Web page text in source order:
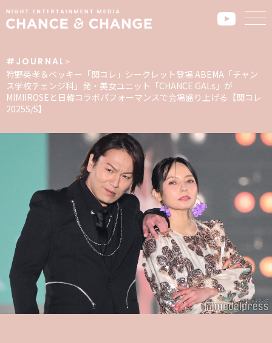
#JOURNAL >
狩野英孝＆ベッキー「関コレ」シークレット登場 ABEMA「チャン
ス学校チェンジ科」発・美女ユニット「CHANCE GALs」が
MIMIIROSEと日韓コラボパフォーマンスで会場盛り上げる【関コレ
2025S/S】